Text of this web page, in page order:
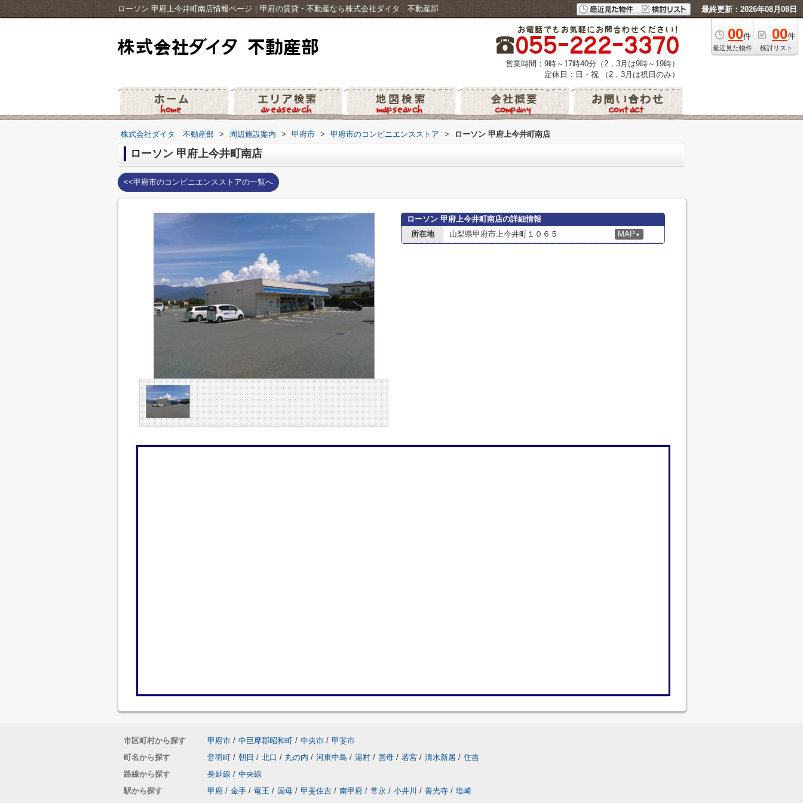
ローソン 甲府上今井町南店情報ページ｜甲府の賃貸・不動産なら株式会社ダイタ 不動産部 最終更新：2026年08月08日
00件
最近見た物件
00件
検討リスト
営業時間：9時～17時40分（2，3月は9時～19時）
定休日：日・祝 （2，3月は祝日のみ）
株式会社ダイタ 不動産部 > 周辺施設案内 > 甲府市 > 甲府市のコンビニエンスストア > ローソン 甲府上今井町南店
ローソン 甲府上今井町南店
<<甲府市のコンビニエンスストアの一覧へ
ローソン 甲府上今井町南店の詳細情報
所在地
山梨県甲府市上今井町１０６５ MAP ▼
市区町村から探す 甲府市 / 中巨摩郡昭和町 / 中央市 / 甲斐市
町名から探す
音羽町 / 朝日 / 北口 / 丸の内 / 河東中島 / 湯村 / 国母 / 若宮 / 清水新居 / 住吉
路線から探す
身延線 / 中央線
駅から探す
甲府 / 金手 / 竜王 / 国母 / 甲斐住吉 / 南甲府 / 常永 / 小井川 / 善光寺 / 塩崎